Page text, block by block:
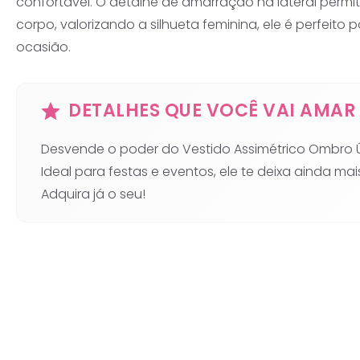
corpo, valorizando a silhueta feminina, ele é perfeito
ocasião.
DETALHES QUE VOCÊ VAI AMAR
Desvende o poder do Vestido Assimétrico Ombro
Ideal para festas e eventos, ele te deixa ainda
Adquira já o seu!